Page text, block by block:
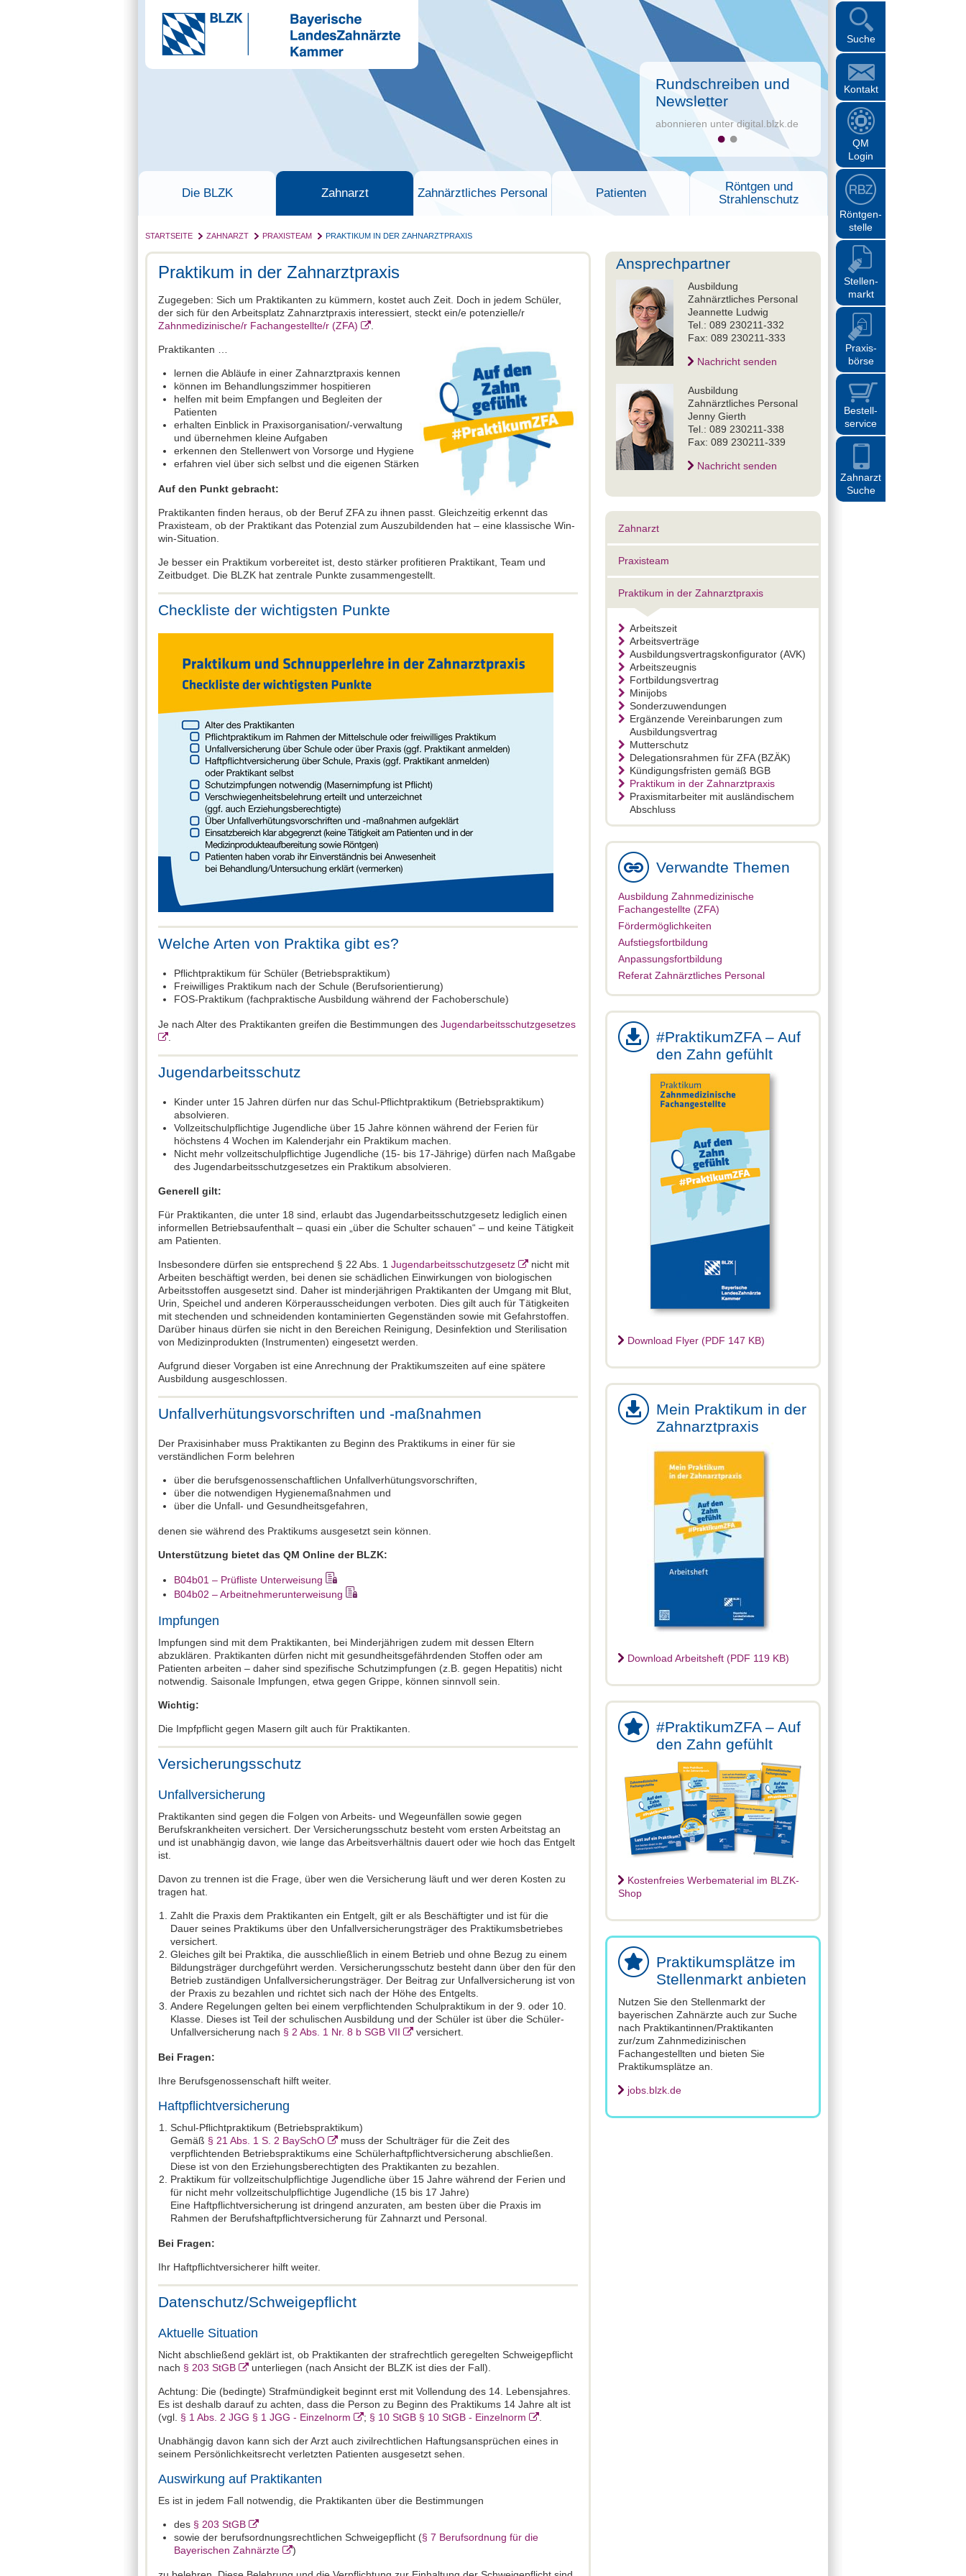
Suche
Kontakt
QM
Login
Röntgen-
stelle
Stellen-
markt
Praxis-
börse
Bestell-
service
Zahnarzt
Suche
Rundschreiben und
Newsletter
abonnieren unter digital.blzk.de
Die BLZK Zahnarzt Zahnärztliches Personal Patienten
Röntgen und
Strahlenschutz
STARTSEITE ZAHNARZT PRAXISTEAM PRAKTIKUM IN DER ZAHNARZTPRAXIS
Praktikum in der Zahnarztpraxis
Zugegeben: Sich um Praktikanten zu kümmern, kostet auch Zeit. Doch in jedem Schüler,
der sich für den Arbeitsplatz Zahnarztpraxis interessiert, steckt ein/e potenzielle/r
Zahnmedizinische/r Fachangestellte/r (ZFA)
Praktikanten …
lernen die Abläufe in einer Zahnarztpraxis kennen
können im Behandlungszimmer hospitieren
helfen mit beim Empfangen und Begleiten der
Patienten
erhalten Einblick in Praxisorganisation/-verwaltung
und übernehmen kleine Aufgaben
erkennen den Stellenwert von Vorsorge und Hygiene
erfahren viel über sich selbst und die eigenen Stärken
Auf den Punkt gebracht:
Praktikanten finden heraus, ob der Beruf ZFA zu ihnen passt. Gleichzeitig erkennt das
Praxisteam, ob der Praktikant das Potenzial zum Auszubildenden hat – eine klassische Win-
win-Situation.
Je besser ein Praktikum vorbereitet ist, desto stärker profitieren Praktikant, Team und
Zeitbudget. Die BLZK hat zentrale Punkte zusammengestellt.
Checkliste der wichtigsten Punkte
Welche Arten von Praktika gibt es?
Pflichtpraktikum für Schüler (Betriebspraktikum)
Freiwilliges Praktikum nach der Schule (Berufsorientierung)
FOS-Praktikum (fachpraktische Ausbildung während der Fachoberschule)
Je nach Alter des Praktikanten greifen die Bestimmungen des Jugendarbeitsschutzgesetzes
Jugendarbeitsschutz
Kinder unter 15 Jahren dürfen nur das Schul-Pflichtpraktikum (Betriebspraktikum)
absolvieren.
Vollzeitschulpflichtige Jugendliche über 15 Jahre können während der Ferien für
höchstens 4 Wochen im Kalenderjahr ein Praktikum machen.
Nicht mehr vollzeitschulpflichtige Jugendliche (15- bis 17-Jährige) dürfen nach Maßgabe
des Jugendarbeitsschutzgesetzes ein Praktikum absolvieren.
Generell gilt:
Für Praktikanten, die unter 18 sind, erlaubt das Jugendarbeitsschutzgesetz lediglich einen
informellen Betriebsaufenthalt – quasi ein „über die Schulter schauen“ – und keine Tätigkeit
am Patienten.
Insbesondere dürfen sie entsprechend § 22 Abs. 1 Jugendarbeitsschutzgesetz
nicht mit
Arbeiten beschäftigt werden, bei denen sie schädlichen Einwirkungen von biologischen
Arbeitsstoffen ausgesetzt sind. Daher ist minderjährigen Praktikanten der Umgang mit Blut,
Urin, Speichel und anderen Körperausscheidungen verboten. Dies gilt auch für Tätigkeiten
mit stechenden und schneidenden kontaminierten Gegenständen sowie mit Gefahrstoffen.
Darüber hinaus dürfen sie nicht in den Bereichen Reinigung, Desinfektion und Sterilisation
von Medizinprodukten (Instrumenten) eingesetzt werden.
Aufgrund dieser Vorgaben ist eine Anrechnung der Praktikumszeiten auf eine spätere
Ausbildung ausgeschlossen.
Unfallverhütungsvorschriften und -maßnahmen
Der Praxisinhaber muss Praktikanten zu Beginn des Praktikums in einer für sie
verständlichen Form belehren
über die berufsgenossenschaftlichen Unfallverhütungsvorschriften,
über die notwendigen Hygienemaßnahmen und
über die Unfall- und Gesundheitsgefahren,
denen sie während des Praktikums ausgesetzt sein können.
Unterstützung bietet das QM Online der BLZK:
B04b01 – Prüfliste Unterweisung
B04b02 – Arbeitnehmerunterweisung
Impfungen
Impfungen sind mit dem Praktikanten, bei Minderjährigen zudem mit dessen Eltern
abzuklären. Praktikanten dürfen nicht mit gesundheitsgefährdenden Stoffen oder am
Patienten arbeiten – daher sind spezifische Schutzimpfungen (z.B. gegen Hepatitis) nicht
notwendig. Saisonale Impfungen, etwa gegen Grippe, können sinnvoll sein.
Wichtig:
Die Impfpflicht gegen Masern gilt auch für Praktikanten.
Versicherungsschutz
Unfallversicherung
Praktikanten sind gegen die Folgen von Arbeits- und Wegeunfällen sowie gegen
Berufskrankheiten versichert. Der Versicherungsschutz besteht vom ersten Arbeitstag an
und ist unabhängig davon, wie lange das Arbeitsverhältnis dauert oder wie hoch das Entgelt
ist.
Davon zu trennen ist die Frage, über wen die Versicherung läuft und wer deren Kosten zu
tragen hat.
Zahlt die Praxis dem Praktikanten ein Entgelt, gilt er als Beschäftigter und ist für die
Dauer seines Praktikums über den Unfallversicherungsträger des Praktikumsbetriebes
versichert.
Gleiches gilt bei Praktika, die ausschließlich in einem Betrieb und ohne Bezug zu einem
Bildungsträger durchgeführt werden. Versicherungsschutz besteht dann über den für den
Betrieb zuständigen Unfallversicherungsträger. Der Beitrag zur Unfallversicherung ist von
der Praxis zu bezahlen und richtet sich nach der Höhe des Entgelts.
Andere Regelungen gelten bei einem verpflichtenden Schulpraktikum in der 9. oder 10.
Klasse. Dieses ist Teil der schulischen Ausbildung und der Schüler ist über die Schüler-
Unfallversicherung nach § 2 Abs. 1 Nr. 8 b SGB VII versichert.
Bei Fragen:
Ihre Berufsgenossenschaft hilft weiter.
Haftpflichtversicherung
Schul-Pflichtpraktikum (Betriebspraktikum)
Gemäß § 21 Abs. 1 S. 2 BaySchO
muss der Schulträger für die Zeit des
verpflichtenden Betriebspraktikums eine Schülerhaftpflichtversicherung abschließen.
Diese ist von den Erziehungsberechtigten des Praktikanten zu bezahlen.
Praktikum für vollzeitschulpflichtige Jugendliche über 15 Jahre während der Ferien und
für nicht mehr vollzeitschulpflichtige Jugendliche (15 bis 17 Jahre)
Eine Haftpflichtversicherung ist dringend anzuraten, am besten über die Praxis im
Rahmen der Berufshaftpflichtversicherung für Zahnarzt und Personal.
Bei Fragen:
Ihr Haftpflichtversicherer hilft weiter.
Datenschutz/Schweigepflicht
Aktuelle Situation
Nicht abschließend geklärt ist, ob Praktikanten der strafrechtlich geregelten Schweigepflicht
nach § 203 StGB unterliegen (nach Ansicht der BLZK ist dies der Fall).
Achtung: Die (bedingte) Strafmündigkeit beginnt erst mit Vollendung des 14. Lebensjahres.
Es ist deshalb darauf zu achten, dass die Person zu Beginn des Praktikums 14 Jahre alt ist
(vgl. § 1 Abs. 2 JGG § 1 JGG - Einzelnorm ; § 10 StGB § 10 StGB - Einzelnorm
Unabhängig davon kann sich der Arzt auch zivilrechtlichen Haftungsansprüchen eines in
seinem Persönlichkeitsrecht verletzten Patienten ausgesetzt sehen.
Auswirkung auf Praktikanten
Es ist in jedem Fall notwendig, die Praktikanten über die Bestimmungen
des § 203 StGB
sowie der berufsordnungsrechtlichen Schweigepflicht (§ 7 Berufsordnung für die
Bayerischen Zahnärzte
)
Ansprechpartner
Ausbildung
Zahnärztliches Personal
Jeannette Ludwig
Tel.: 089 230211-332
Fax: 089 230211-333
Nachricht senden
Ausbildung
Zahnärztliches Personal
Jenny Gierth
Tel.: 089 230211-338
Fax: 089 230211-339
Nachricht senden
Zahnarzt
Praxisteam
Praktikum in der Zahnarztpraxis
Arbeitszeit
Arbeitsverträge
Ausbildungsvertragskonfigurator (AVK)
Arbeitszeugnis
Fortbildungsvertrag
Minijobs
Sonderzuwendungen
Ergänzende Vereinbarungen zum
Ausbildungsvertrag
Mutterschutz
Delegationsrahmen für ZFA (BZÄK)
Kündigungsfristen gemäß BGB
Praktikum in der Zahnarztpraxis
Praxismitarbeiter mit ausländischem
Abschluss
Verwandte Themen
Ausbildung Zahnmedizinische
Fachangestellte (ZFA)
Fördermöglichkeiten
Aufstiegsfortbildung
Anpassungsfortbildung
Referat Zahnärztliches Personal
#PraktikumZFA – Auf
den Zahn gefühlt
Download Flyer (PDF 147 KB)
Mein Praktikum in der
Zahnarztpraxis
Download Arbeitsheft (PDF 119 KB)
#PraktikumZFA – Auf
den Zahn gefühlt
Kostenfreies Werbematerial im BLZK-
Shop
Praktikumsplätze im
Stellenmarkt anbieten
Nutzen Sie den Stellenmarkt der
bayerischen Zahnärzte auch zur Suche
nach Praktikantinnen/Praktikanten
zur/zum Zahnmedizinischen
Fachangestellten und bieten Sie
Praktikumsplätze an.
jobs.blzk.de